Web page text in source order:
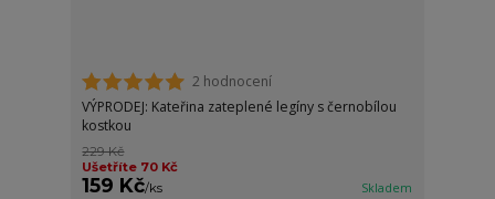
2 hodnocení
VÝPRODEJ: Kateřina zateplené legíny s černobílou
kostkou
229 Kč
Ušetříte 70 Kč
159 Kč/ks Skladem